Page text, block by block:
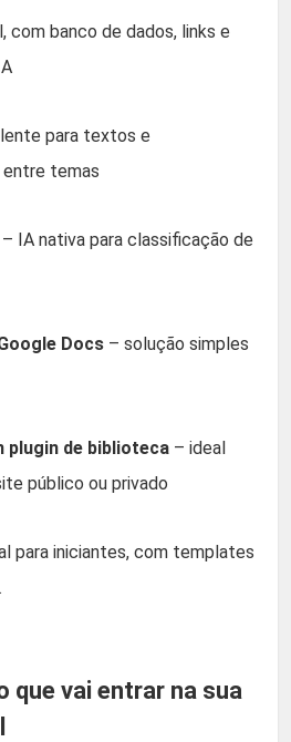
com banco de dados, links e
para textos e
temas
– IA nativa para classificação de
Docs – solução simples
plugin de biblioteca – ideal
público ou privado
para iniciantes, com templates
que vai entrar na sua